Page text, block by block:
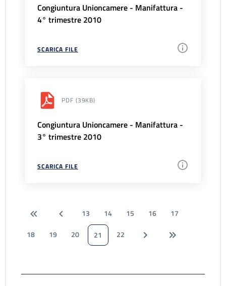
Congiuntura Unioncamere - Manifattura -
4° trimestre 2010
SCARICA FILE
PDF (39KB)
Congiuntura Unioncamere - Manifattura -
3° trimestre 2010
SCARICA FILE
13 14 15 16
17
18
19 20 21 22